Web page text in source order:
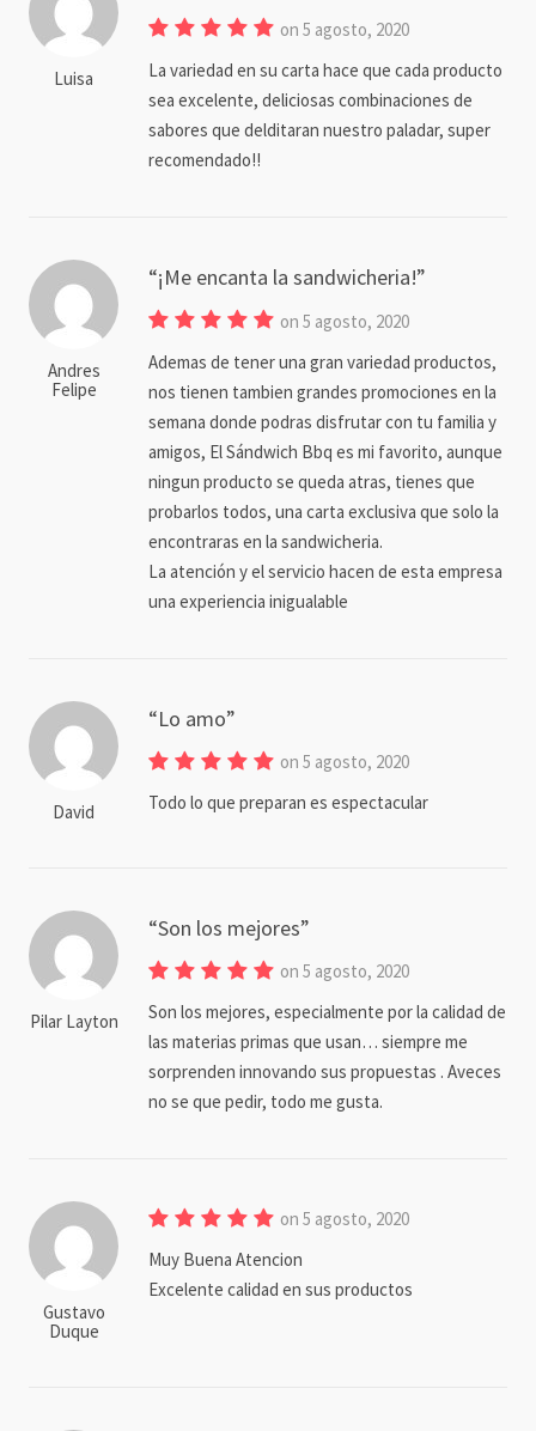
Luisa
on 5 agosto, 2020
La variedad en su carta hace que cada producto
sea excelente, deliciosas combinaciones de
sabores que delditaran nuestro paladar, super
recomendado!!
Andres
Felipe
¡Me encanta la sandwicheria!
on 5 agosto, 2020
Ademas de tener una gran variedad productos,
nos tienen tambien grandes promociones en la
semana donde podras disfrutar con tu familia y
amigos, El Sándwich Bbq es mi favorito, aunque
ningun producto se queda atras, tienes que
probarlos todos, una carta exclusiva que solo la
encontraras en la sandwicheria.
La atención y el servicio hacen de esta empresa
una experiencia inigualable
David
Lo amo
on 5 agosto, 2020
Todo lo que preparan es espectacular
Pilar Layton
Son los mejores
on 5 agosto, 2020
Son los mejores, especialmente por la calidad de
las materias primas que usan… siempre me
sorprenden innovando sus propuestas . Aveces
no se que pedir, todo me gusta.
Gustavo
Duque
on 5 agosto, 2020
Muy Buena Atencion
Excelente calidad en sus productos